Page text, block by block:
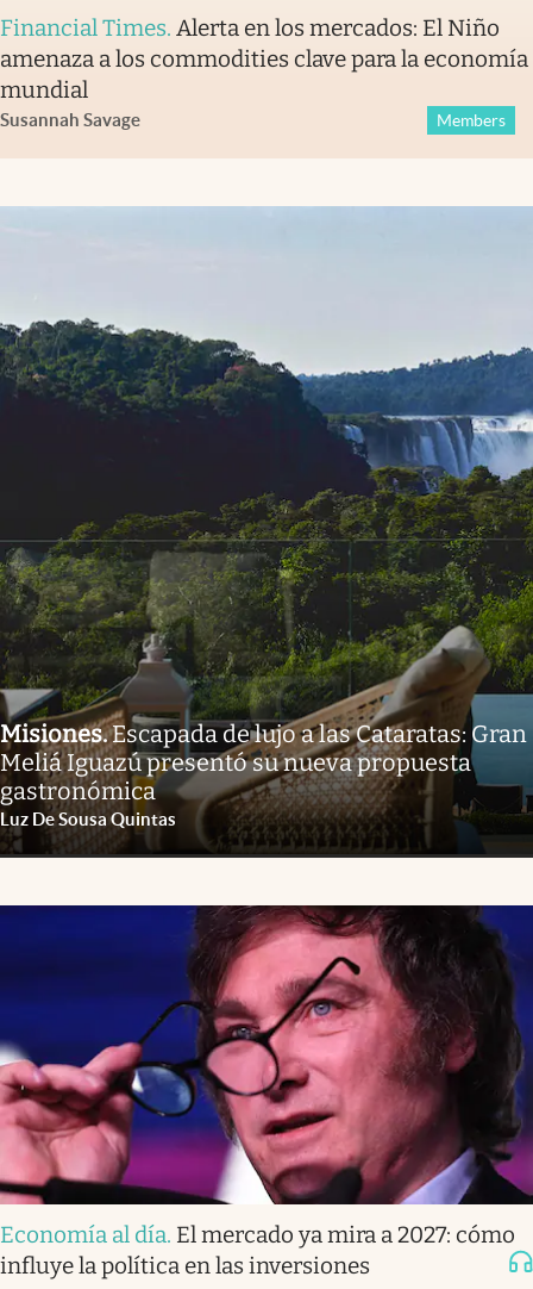
Financial Times. Alerta en los mercados: El Niño
amenaza a los commodities clave para la economía
mundial
Susannah Savage Members
Misiones.Escapada de lujo a las Cataratas: Gran
Meliá Iguazú presentó su nueva propuesta
gastronómica
Luz De Sousa Quintas
Economía al día. El mercado ya mira a 2027: cómo
influye la política en las inversiones